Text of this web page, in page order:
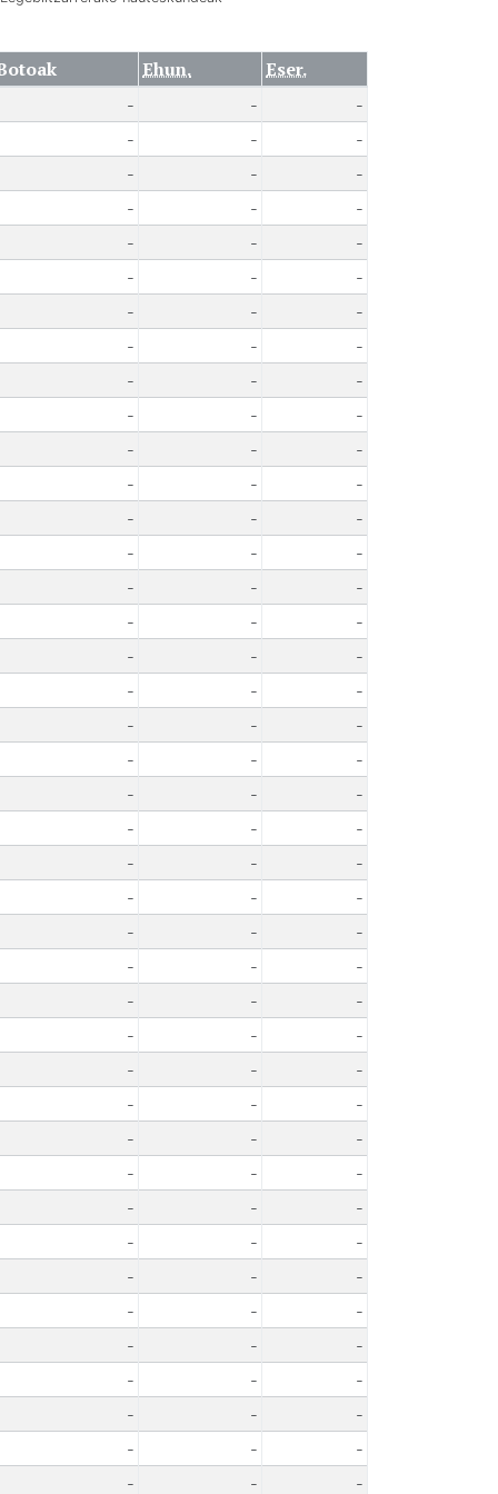
Ehun.
Eser.
- -
-
- -
-
- -
-
- -
-
- -
-
- -
-
- -
-
- -
-
- -
-
- -
-
- -
-
- -
-
- -
-
- -
-
- -
-
- -
-
- -
-
- -
-
- -
-
- -
-
- -
-
- -
-
- -
-
- -
-
- -
-
- -
-
- -
-
- -
-
- -
-
- -
-
- -
-
- -
-
- -
-
- -
-
- -
-
- -
-
- -
-
- -
-
- -
-
- -
-
- -
-